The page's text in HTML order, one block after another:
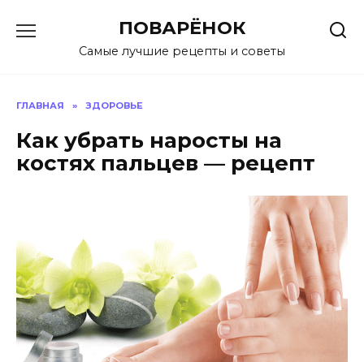
содержанию
ПОВАРЁНОК
Самые лучшие рецепты и советы
ГЛАВНАЯ » ЗДОРОВЬЕ
Как убрать наросты на
костях пальцев — рецепт